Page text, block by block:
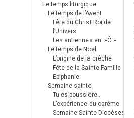
Le temps liturgique
Le temps de l’Avent
Fête du Christ Roi de
l’Univers
Les antiennes en »Ô »
Le temps de Noël
L’origine de la crèche
Fête de la Sainte Famille
Epiphanie
Semaine sainte
Tu es poussière…
L’expérience du carême
Semaine Sainte Diocèses